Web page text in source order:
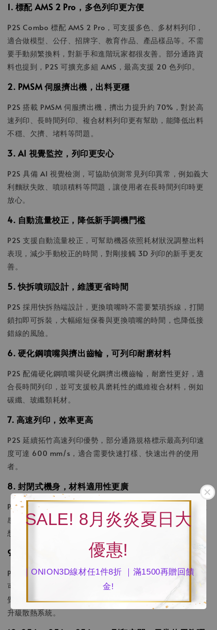
SALE! 8月炎炎夏日大
優惠!
｜ONION3D線材任1件8折 ｜滿1500再贈回饋
金!
1. 標配 AMS 2 Pro，多色列印更方便
P2S Combo 標配 AMS 2 Pro，可支援多色、多材料列印，
適合做模型、公仔、招牌字、教育作品、產品樣品等。不需
要手動頻繁換料，對新手和進階玩家都很友善。部分通路資
料也提到，P2S 可擴充多組 AMS，最高支援 20 色列印。
2. PMSM 伺服擠出機，出料更穩
P2S 搭載 PMSM 伺服擠出機，擠出力提升約 70%，對於高
速列印、長時間列印、複合材料列印更有幫助，能降低出料
不穩、欠擠、堵料等問題。
3. AI 視覺監控，列印更安心
P2S 具備 AI 視覺檢測，可協助偵測常見列印異常，例如義大
利麵狀失敗、噴頭積料等問題，讓使用者在長時間列印時更
放心。
4. 自動流量校正，降低新手調機門檻
P2S 支援自動流量校正，可幫助機器依照耗材狀況調整出料
表現，減少手動校正的時間，對剛接觸 3D 列印的新手更友
善。
5. 快拆噴頭設計，維護更省時間
P2S 採用快拆熱端設計，更換噴嘴時不需要繁瑣拆線，打開
鎖扣即可拆裝，大幅縮短保養與更換噴嘴的時間，也降低接
錯線的風險。
6. 硬化鋼噴嘴與擠出齒輪，可列印耐磨材料
P2S 配備硬化鋼噴嘴與硬化鋼擠出機齒輪，耐磨性更好，適
合長時間列印，並可支援較具磨耗性的纖維複合材料，例如
碳纖、玻纖類耗材。
7. 高速列印，效率更高
P2S 延續拓竹高速列印優勢，部分通路規格標示最高列印速
度可達 600 mm/s，適合需要快速打樣、快速出件的使用
者。
8. 封閉式機身，材料適用性更廣
P2S 採封閉式機身設計，列印 ABS、ASA 等對環境溫度較敏
感的材料時，比開放式機型更穩定，也能減少翹曲風險。對
想從 PLA 進階到工程材料的使用者來說更有彈性。
9. 觸控螢幕與 App 操作，使用體驗升級
P2S 搭載彩色觸控螢幕，搭配 Bambu Studio 與手機 App，
可進行遠端監控、傳檔、切片與列印管理，整體操作更直
覺。通路開箱資訊也提到 P2S 使用更好的相機、USB 介面與
升級散熱系統。